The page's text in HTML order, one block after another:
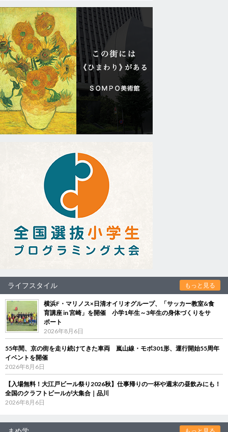
ライフスタイル もっと見る
横浜F・マリノス×日清オイリオグループ、「サッカー教室&食
育講座 in 宮崎」を開催 小学1年生～3年生の身体づくりをサ
ポート
2026年8月6日
55年間、京の街を走り続けてきた車両 嵐山線・モボ301形、運行開始55周年
イベントを開催
2026年8月6日
【入場無料！大江戸ビール祭り2026秋】仕事帰りの一杯や週末の昼飲みにも！
全国のクラフトビールが大集合｜品川
2026年8月6日